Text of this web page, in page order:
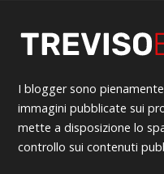
I blogger sono
immagini pubblicate sui
mette a disposizione lo
controllo sui contenuti